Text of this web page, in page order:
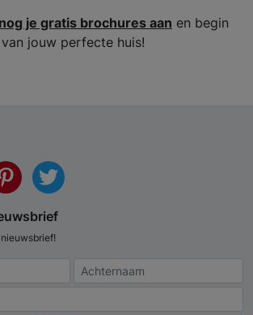
je gratis brochures aan en begin
jouw perfecte huis!